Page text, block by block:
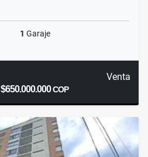
1 Garaje
Venta
$650.000.000COP